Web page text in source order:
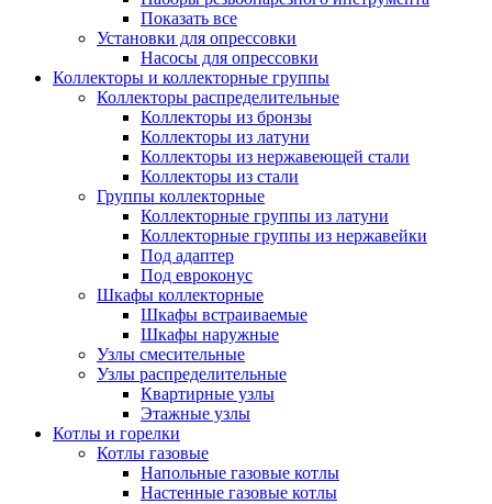
Показать все
Установки для опрессовки
Насосы для опрессовки
Коллекторы и коллекторные группы
Коллекторы распределительные
Коллекторы из бронзы
Коллекторы из латуни
Коллекторы из нержавеющей стали
Коллекторы из стали
Группы коллекторные
Коллекторные группы из латуни
Коллекторные группы из нержавейки
Под адаптер
Под евроконус
Шкафы коллекторные
Шкафы встраиваемые
Шкафы наружные
Узлы смесительные
Узлы распределительные
Квартирные узлы
Этажные узлы
Котлы и горелки
Котлы газовые
Напольные газовые котлы
Настенные газовые котлы